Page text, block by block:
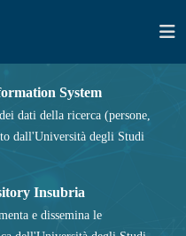
System
dati della ricerca (persone,
dall'Università degli Studi
Insubria
e dissemina le